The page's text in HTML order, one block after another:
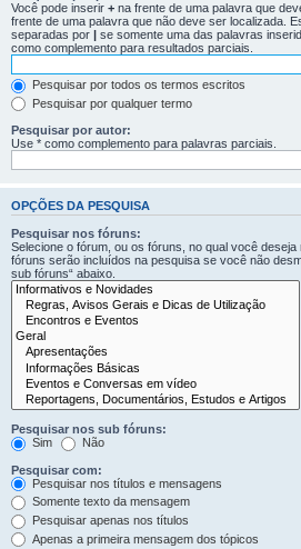
Você pode inserir + na frente de uma palavra que
frente de uma palavra que não deve ser localizada.
separadas por | se somente uma das palavras
como complemento para resultados parciais.
Pesquisar por todos os termos escritos
Pesquisar por qualquer termo
Pesquisar por autor:
Use * como complemento para palavras parciais.
OPÇÕES DA PESQUISA
Pesquisar nos fóruns:
Selecione o fórum, ou os fóruns, no qual você
fóruns serão incluídos na pesquisa se você não
sub fóruns“ abaixo.
Pesquisar nos sub fóruns:
Sim
Não
Pesquisar com:
Pesquisar nos títulos e mensagens
Somente texto da mensagem
Pesquisar apenas nos títulos
Apenas a primeira mensagem dos tópicos